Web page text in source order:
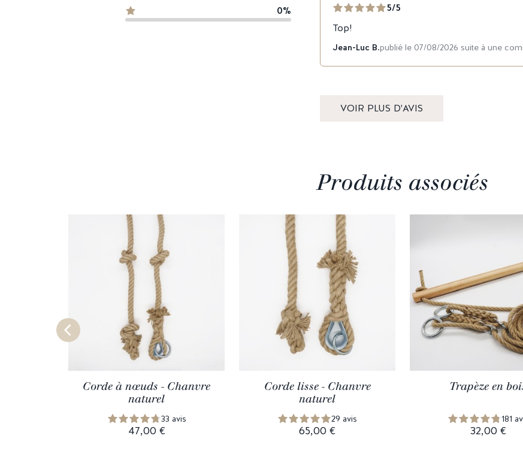
0%
5/5
Top!
Jean-Luc B.publié le 07/08/2026 suite à une
VOIR PLUS D'AVIS
Produits associés
Corde à nœuds - Chanvre
naturel
33 avis
47,00 €
Corde lisse - Chanvre
naturel
29 avis
65,00 €
Trapèze en
181
32,00 €